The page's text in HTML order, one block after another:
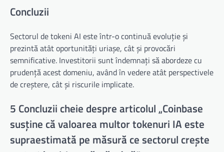
Concluzii
Sectorul de tokeni AI este într-o continuă evoluție și
prezintă atât oportunități uriașe, cât și provocări
semnificative. Investitorii sunt îndemnați să abordeze cu
prudență acest domeniu, având în vedere atât perspectivele
de creștere, cât și riscurile implicate.
5 Concluzii cheie despre articolul „Coinbase
susține că valoarea multor tokenuri IA este
supraestimată pe măsură ce sectorul crește